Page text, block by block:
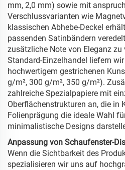
mm, 2,0 mm) sowie mit
Verschlussvarianten wie
klassischen Abhebe-Deckel
passenden Satinbändern
zusätzliche Note von Eleganz zu
Standard-Einzelhandel liefern
hochwertigem gestrichenen
g/m², 300 g/m², 350 g/m²).
zahlreiche Spezialpapiere mit
Oberflächenstrukturen an, die in
Folienprägung die ideale Wahl
minimalistische Designs
Anpassung von Schaufenster-
Wenn die Sichtbarkeit des
spezialisieren wir uns auf